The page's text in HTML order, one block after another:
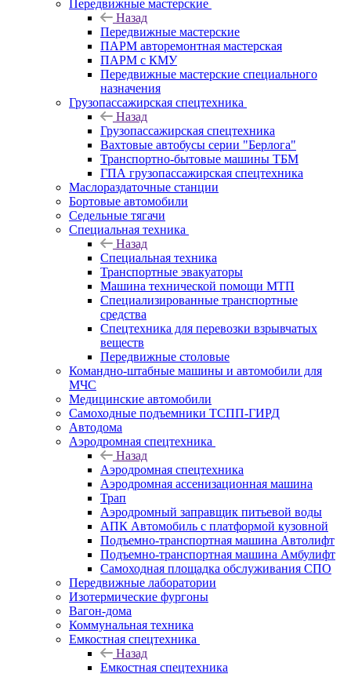
Передвижные мастерские
Назад
Передвижные мастерские
ПАРМ авторемонтная мастерская
ПАРМ с КМУ
Передвижные мастерские специального
назначения
Грузопассажирская спецтехника
Назад
Грузопассажирская спецтехника
Вахтовые автобусы серии "Берлога"
Транспортно-бытовые машины ТБМ
ГПА грузопассажирская спецтехника
Маслораздаточные станции
Бортовые автомобили
Седельные тягачи
Специальная техника
Назад
Специальная техника
Транспортные эвакуаторы
Машина технической помощи МТП
Специализированные транспортные
средства
Спецтехника для перевозки взрывчатых
веществ
Передвижные столовые
Командно-штабные машины и автомобили для
МЧС
Медицинские автомобили
Самоходные подъемники ТСПП-ГИРД
Автодома
Аэродромная спецтехника
Назад
Аэродромная спецтехника
Аэродромная ассенизационная машина
Трап
Аэродромный заправщик питьевой воды
АПК Автомобиль с платформой кузовной
Подъемно-транспортная машина Автолифт
Подъемно-транспортная машина Амбулифт
Самоходная площадка обслуживания СПО
Передвижные лаборатории
Изотермические фургоны
Вагон-дома
Коммунальная техника
Емкостная спецтехника
Назад
Емкостная спецтехника